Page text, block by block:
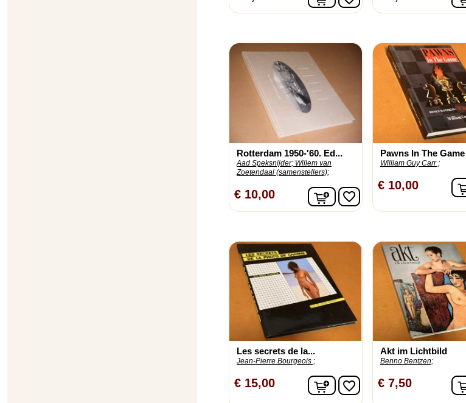
Rotterdam 1950-'60. Ed...
Aad Speksnijder; Willem van
Zoetendaal (samenstellers);
€ 10,00 In winkelwagen
favorite_border
Pawns In The Game
William Guy Carr ;
€ 10,00
Les secrets de la...
Jean-Pierre Bourgeois ;
€ 15,00 In winkelwagen
favorite_border
Akt im Lichtbild
Benno Bentzen;
€ 7,50